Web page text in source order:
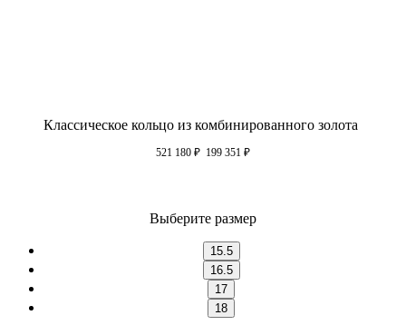
Классическое кольцо из комбинированного золота
521 180 ₽ 199 351 ₽
Выберите размер
15.5
16.5
17
18